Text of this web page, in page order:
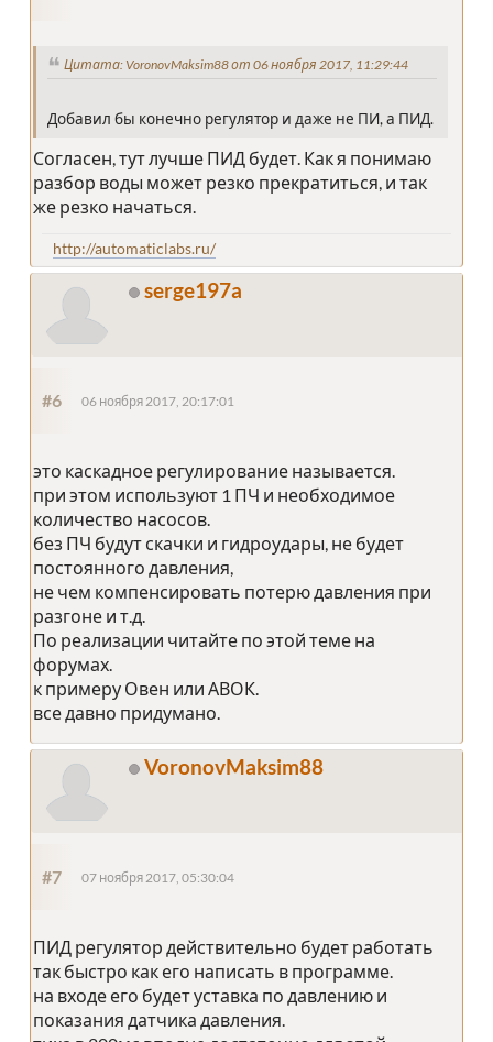
Цитата: VoronovMaksim88 от 06 ноября 2017, 11:29:44
Добавил бы конечно регулятор и даже не ПИ, а ПИД.
Согласен, тут лучше ПИД будет. Как я понимаю
разбор воды может резко прекратиться, и так
же резко начаться.
http://automaticlabs.ru/
serge197a
#6 06 ноября 2017, 20:17:01
это каскадное регулирование называется.
при этом используют 1 ПЧ и необходимое
количество насосов.
без ПЧ будут скачки и гидроудары, не будет
постоянного давления,
не чем компенсировать потерю давления при
разгоне и т.д.
По реализации читайте по этой теме на
форумах.
к примеру Овен или АВОК.
все давно придумано.
VoronovMaksim88
#7 07 ноября 2017, 05:30:04
ПИД регулятор действительно будет работать
так быстро как его написать в программе.
на входе его будет уставка по давлению и
показания датчика давления.